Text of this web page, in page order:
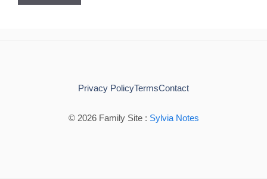
© 2026 Family Site : Sylvia Notes
Privacy PolicyTermsContact